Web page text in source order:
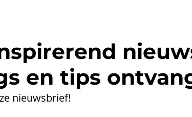
en tips
nieuwsbrief!